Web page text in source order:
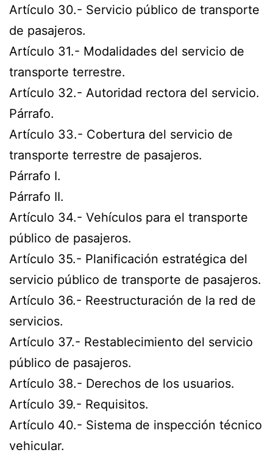
Artículo 30.- Servicio público de transporte
de pasajeros.
Artículo 31.- Modalidades del servicio de
transporte terrestre.
Artículo 32.- Autoridad rectora del servicio.
Párrafo.
Artículo 33.- Cobertura del servicio de
transporte terrestre de pasajeros.
Párrafo I.
Párrafo II.
Artículo 34.- Vehículos para el transporte
público de pasajeros.
Artículo 35.- Planificación estratégica del
servicio público de transporte de pasajeros.
Artículo 36.- Reestructuración de la red de
servicios.
Artículo 37.- Restablecimiento del servicio
público de pasajeros.
Artículo 38.- Derechos de los usuarios.
Artículo 39.- Requisitos.
Artículo 40.- Sistema de inspección técnico
vehicular.